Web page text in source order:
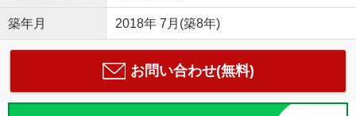
築年月 2018年 7月(築8年)
お問い合わせ(無料)